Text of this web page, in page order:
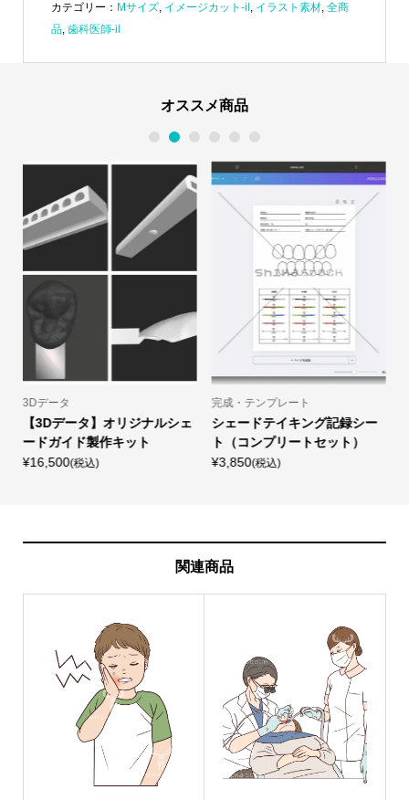
カテゴリー： Mサイズ, イメージカット-il イラスト素材, 全商
品, 歯科医師-il
オススメ商品
3Dデータ
【3Dデータ】オリジナルシェ
ードガイド製作キット
¥16,500(税込)
完成・テンプレート
シェードテイキング記録シー
ト（コンプリートセット）
¥3,850(税込)
1 2 3 4 5 6
関連商品